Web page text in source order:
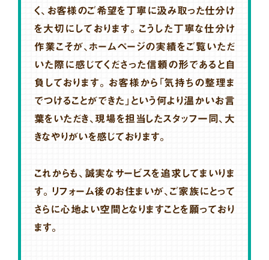
く、お客様のご希望を丁寧に汲み取った仕分け
を大切にしております。こうした丁寧な仕分け
作業こそが、ホームページの実績をご覧いただ
いた際に感じてくださった信頼の形であると自
負しております。お客様から「気持ちの整理ま
でつけることができた」という何より温かいお言
葉をいただき、現場を担当したスタッフ一同、大
きなやりがいを感じております。
これからも、誠実なサービスを追求してまいりま
す。リフォーム後のお住まいが、ご家族にとって
さらに心地よい空間となりますことを願っており
ます。